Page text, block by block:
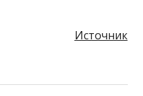
Источник